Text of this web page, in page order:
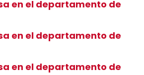
en el departamento de
en el departamento de
en el departamento de